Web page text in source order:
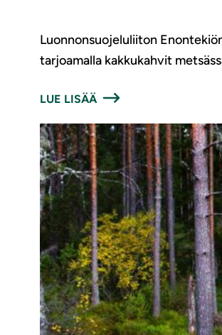
Luonnonsuojeluliiton
tarjoamalla kakkukahvit
LUE LISÄÄ